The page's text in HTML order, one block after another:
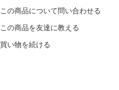
この商品について問い合わせる
この商品を友達に教える
買い物を続ける